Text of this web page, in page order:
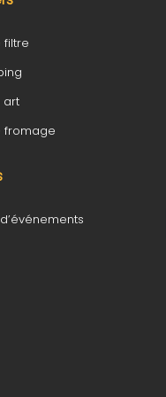
filtre
art
fromage